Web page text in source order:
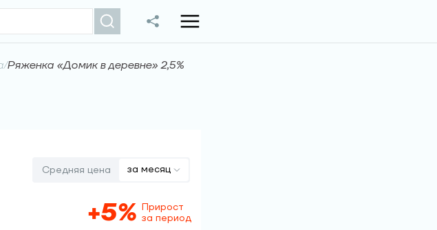
/Ряженка «Домик в деревне» 2,5%
Средняя цена за месяц
+5% Прирост
за период